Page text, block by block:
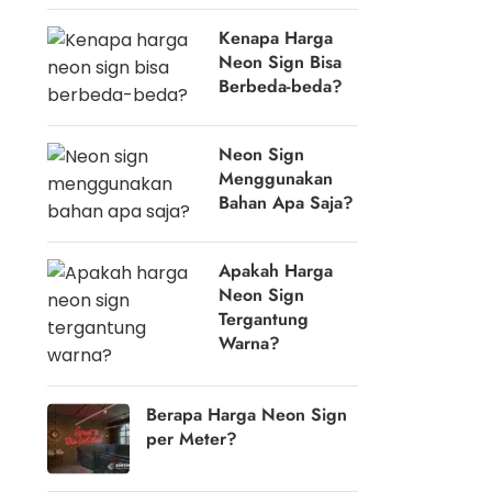
Kenapa Harga
Neon Sign Bisa
Berbeda-beda?
Neon Sign
Menggunakan
Bahan Apa Saja?
Apakah Harga
Neon Sign
Tergantung
Warna?
Berapa Harga Neon Sign
per Meter?